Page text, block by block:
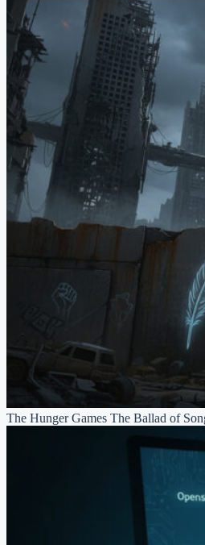
The Hunger Games The Ballad of